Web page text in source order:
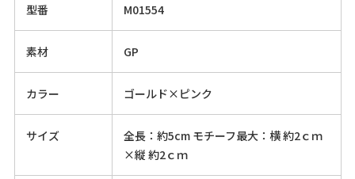
型番 M01554
素材 GP
カラー ゴールド×ピンク
サイズ
全長：約5cm モチーフ最大：横 約2ｃｍ
×縦 約2ｃｍ